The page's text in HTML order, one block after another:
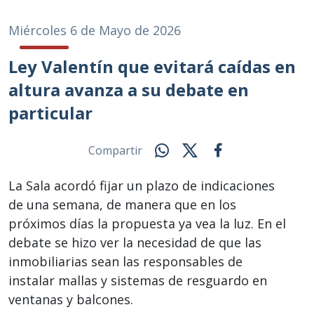
Miércoles 6 de Mayo de 2026
Ley Valentín que evitará caídas en
altura avanza a su debate en
particular
Compartir
La Sala acordó fijar un plazo de indicaciones
de una semana, de manera que en los
próximos días la propuesta ya vea la luz. En el
debate se hizo ver la necesidad de que las
inmobiliarias sean las responsables de
instalar mallas y sistemas de resguardo en
ventanas y balcones.